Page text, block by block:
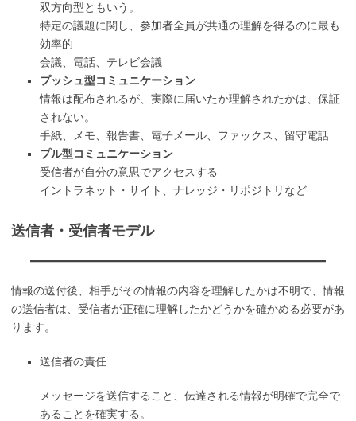
双方向型ともいう。
特定の議題に関し、参加者全員が共通の理解を得るのに最も
効率的
会議、電話、テレビ会議
プッシュ型コミュニケーション
情報は配布されるが、実際に届いたか理解されたかは、保証
されない。
手紙、メモ、報告書、電子メール、ファックス、留守電話
プル型コミュニケーション
受信者が自分の意思でアクセスする
イントラネット・サイト、ナレッジ・リポジトリなど
送信者・受信者モデル
情報の送付後、相手がその情報の内容を理解したかは不明で、情報
の送信者は、受信者が正確に理解したかどうかを確かめる必要があ
ります。
送信者の責任
メッセージを送信すること、伝達される情報が明確で完全で
あることを確実する。